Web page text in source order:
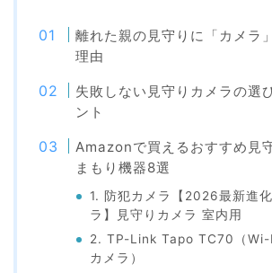
離れた親の見守りに「カメラ
理由
失敗しない見守りカメラの選
ント
Amazonで買えるおすすめ見
まもり機器8選
1. 防犯カメラ【2026最新進
ラ】見守りカメラ 室内用
2. TP-Link Tapo TC70（Wi-
カメラ）